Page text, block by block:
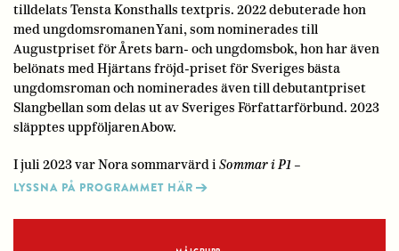
tilldelats Tensta Konsthalls textpris. 2022 debuterade hon
med ungdomsromanen Yani, som nominerades till
Augustpriset för Årets barn- och ungdomsbok, hon har även
belönats med Hjärtans fröjd-priset för Sveriges bästa
ungdomsroman och nominerades även till debutantpriset
Slangbellan som delas ut av Sveriges Författarförbund. 2023
släpptes uppföljaren Abow.
I juli 2023 var Nora sommarvärd i Sommar i P1 –
LYSSNA PÅ PROGRAMMET HÄR